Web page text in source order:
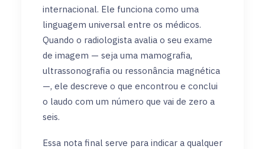
internacional. Ele funciona como uma
linguagem universal entre os médicos.
Quando o radiologista avalia o seu exame
de imagem — seja uma mamografia,
ultrassonografia ou ressonância magnética
—, ele descreve o que encontrou e conclui
o laudo com um número que vai de zero a
seis.
Essa nota final serve para indicar a qualquer